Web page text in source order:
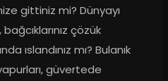
gittiniz mi? Dünyayı
çözük
ıslandınız mı? Bulanık
güvertede